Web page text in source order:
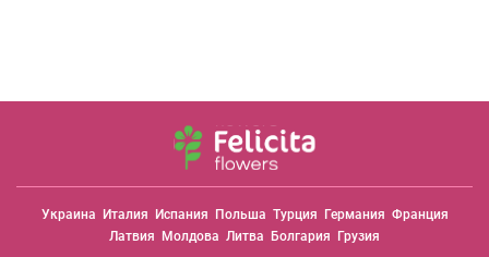
Украина Италия Испания Польша Турция Германия Франция
Латвия Молдова Литва Болгария Грузия